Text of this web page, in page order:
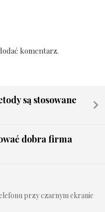
komentarz.
są stosowane
dobra firma
przy czarnym ekranie